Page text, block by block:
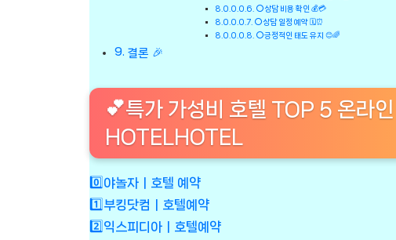
⭕상담 비용 확인 💰💳
⭕상담 일정 예약 🗓️⏰
⭕긍정적인 태도 유지 😊🌈
결론 🎉
💕특가 가성비 호텔 TOP 5 온라
HOTELHOTEL
0️⃣야놀자ㅣ호텔 예약
1️⃣부킹닷컴ㅣ호텔예약
2️⃣익스피디아ㅣ호텔예약